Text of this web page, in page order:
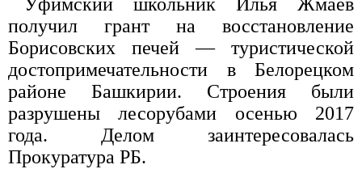
получил грант на восстановление
Борисовских печей — туристической
достопримечательности в Белорецком
районе Башкирии. Строения были
разрушены лесорубами осенью 2017
года. Делом заинтересовалась
Прокуратура РБ.